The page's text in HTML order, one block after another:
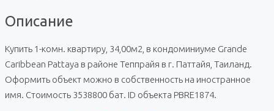
Описание
Купить 1-комн. квартиру, 34,00м2, в кондоминиуме Grande
Caribbean Pattaya в районе Теппрайя в г. Паттайя, Таиланд.
Оформить объект можно в собственность на иностранное
имя. Стоимость 3538800 бат. ID объекта PBRE1874.